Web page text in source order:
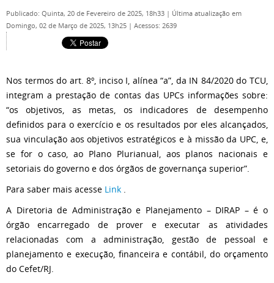
Publicado: Quinta, 20 de Fevereiro de 2025, 18h33 | Última atualização em
Domingo, 02 de Março de 2025, 13h25 | Acessos: 2639
Nos termos do art. 8º, inciso I, alínea “a”, da IN 84/2020 do TCU,
integram a prestação de contas das UPCs informações sobre:
“os objetivos, as metas, os indicadores de desempenho
definidos para o exercício e os resultados por eles alcançados,
sua vinculação aos objetivos estratégicos e à missão da UPC, e,
se for o caso, ao Plano Plurianual, aos planos nacionais e
setoriais do governo e dos órgãos de governança superior”.
Para saber mais acesse Link .
A Diretoria de Administração e Planejamento – DIRAP – é o
órgão encarregado de prover e executar as atividades
relacionadas com a administração, gestão de pessoal e
planejamento e execução, financeira e contábil, do orçamento
do Cefet/RJ.